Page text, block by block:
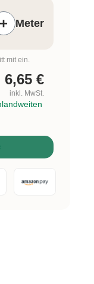
+ Meter
mit ein.
6,65 €
inkl. MwSt.